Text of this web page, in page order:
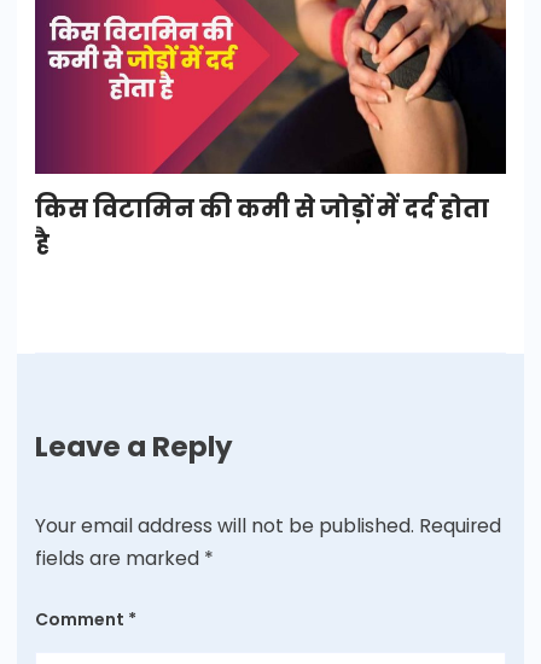
किस विटामिन की कमी से जोड़ों में दर्द होता
है
Leave a Reply
Your email address will not be published. Required
fields are marked *
Comment *